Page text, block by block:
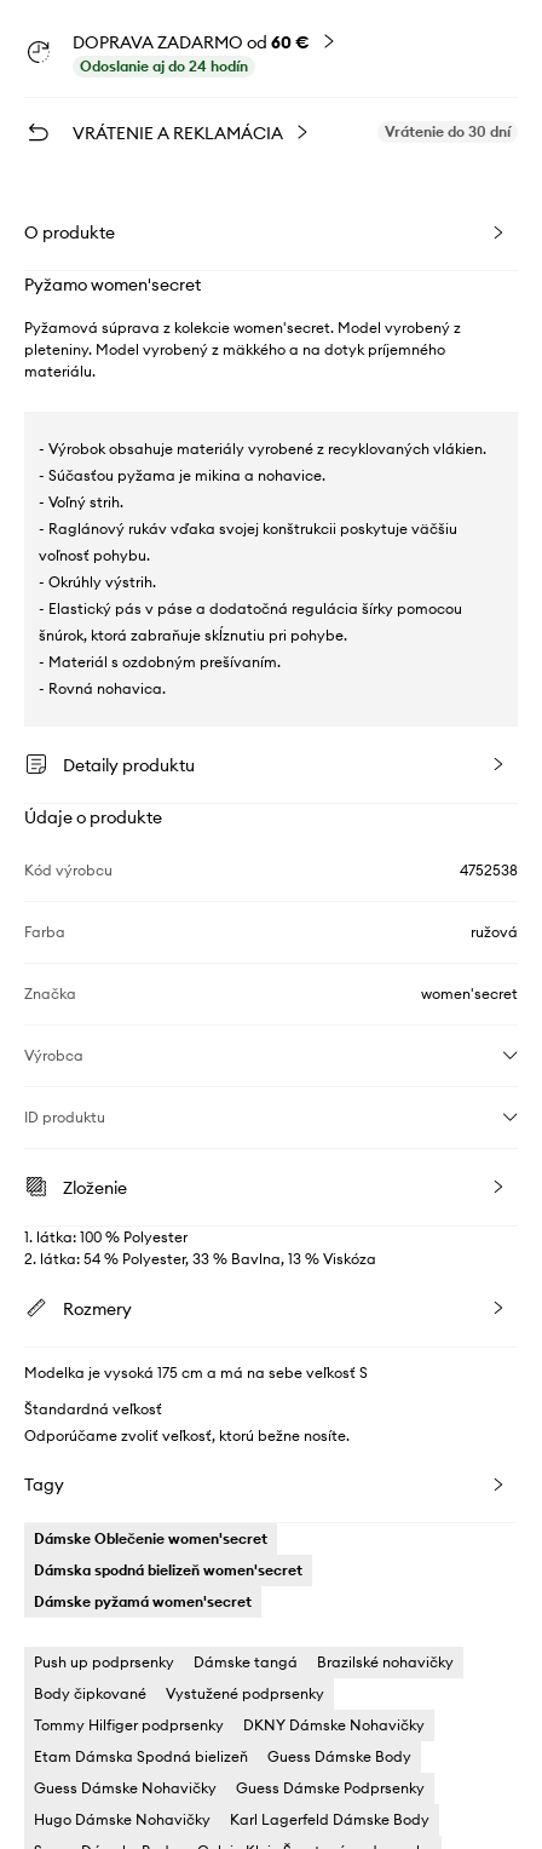
DOPRAVA ZADARMO od 60 €
Odoslanie aj do 24 hodín
VRÁTENIE A REKLAMÁCIA Vrátenie do 30 dní
O produkte
Pyžamo women'secret
Pyžamová súprava z kolekcie women'secret. Model vyrobený z
pleteniny. Model vyrobený z mäkkého a na dotyk príjemného
materiálu.
- Výrobok obsahuje materiály vyrobené z recyklovaných vlákien.
- Súčasťou pyžama je mikina a nohavice.
- Voľný strih.
- Raglánový rukáv vďaka svojej konštrukcii poskytuje väčšiu
voľnosť pohybu.
- Okrúhly výstrih.
- Elastický pás v páse a dodatočná regulácia šírky pomocou
šnúrok, ktorá zabraňuje skĺznutiu pri pohybe.
- Materiál s ozdobným prešívaním.
- Rovná nohavica.
Detaily produktu
Údaje o produkte
Kód výrobcu 4752538
Farba ružová
Značka women'secret
Výrobca
ID produktu
Zloženie
1. látka: 100 % Polyester
2. látka: 54 % Polyester, 33 % Bavlna, 13 % Viskóza
Rozmery
Modelka je vysoká 175 cm a má na sebe veľkosť S
Štandardná veľkosť
Odporúčame zvoliť veľkosť, ktorú bežne nosíte.
Tagy
Dámske Oblečenie women'secret
Dámska spodná bielizeň women'secret
Dámske pyžamá women'secret
Push up podprsenky Dámske tangá
Brazilské nohavičky
Body čipkované
Vystužené podprsenky
Tommy Hilfiger podprsenky
DKNY Dámske Nohavičky
Etam Dámska Spodná bielizeň
Guess Dámske Body
Guess Dámske Nohavičky
Guess Dámske Podprsenky
Hugo Dámske Nohavičky
Karl Lagerfeld Dámske Body